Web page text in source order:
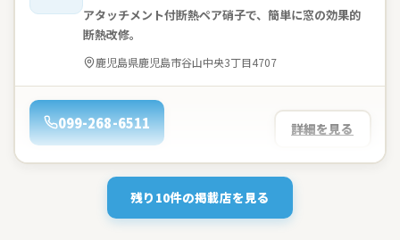
アタッチメント付断熱ペア硝子で、簡単に窓の効果的
断熱改修。
住所：
鹿児島県鹿児島市谷山中央3丁目4707
電話：
099-268-6511 詳細を見る
残り10件の掲載店を見る